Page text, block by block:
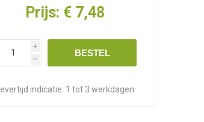
Prijs: € 7,48
i
h
BESTEL
Levertijd indicatie: 1 tot 3 werkdagen